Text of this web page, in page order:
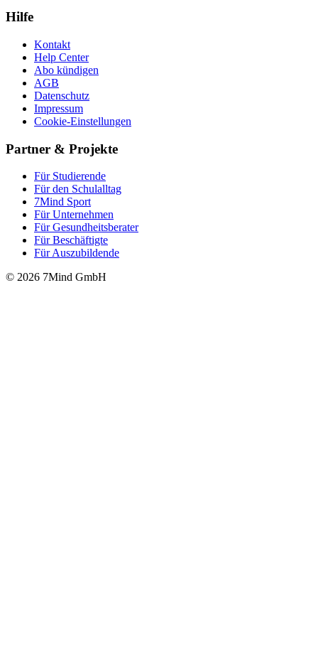
Hilfe
Kontakt
Help Center
Abo kündigen
AGB
Datenschutz
Impressum
Cookie-Einstellungen
Partner & Projekte
Für Stu­die­rende
Für den Schulalltag
7Mind Sport
Für Unter­neh­men
Für Gesund­heits­be­ra­ter
Für Beschäftigte
Für Auszubildende
© 2026 7Mind GmbH